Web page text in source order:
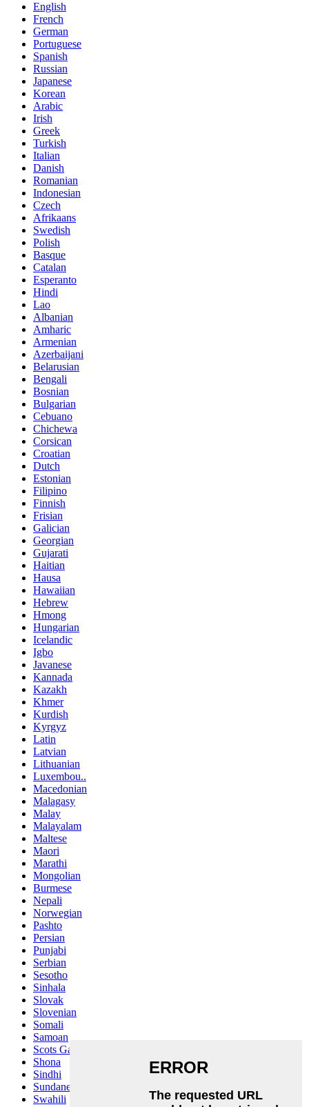
English
French
German
Portuguese
Spanish
Russian
Japanese
Korean
Arabic
Irish
Greek
Turkish
Italian
Danish
Romanian
Indonesian
Czech
Afrikaans
Swedish
Polish
Basque
Catalan
Esperanto
Hindi
Lao
Albanian
Amharic
Armenian
Azerbaijani
Belarusian
Bengali
Bosnian
Bulgarian
Cebuano
Chichewa
Corsican
Croatian
Dutch
Estonian
Filipino
Finnish
Frisian
Galician
Georgian
Gujarati
Haitian
Hausa
Hawaiian
Hebrew
Hmong
Hungarian
Icelandic
Igbo
Javanese
Kannada
Kazakh
Khmer
Kurdish
Kyrgyz
Latin
Latvian
Lithuanian
Luxembou..
Macedonian
Malagasy
Malay
Malayalam
Maltese
Maori
Marathi
Mongolian
Burmese
Nepali
Norwegian
Pashto
Persian
Punjabi
Serbian
Sesotho
Sinhala
Slovak
Slovenian
Somali
Samoan
Scots Gaelic
Shona
Sindhi
Sundanese
Swahili